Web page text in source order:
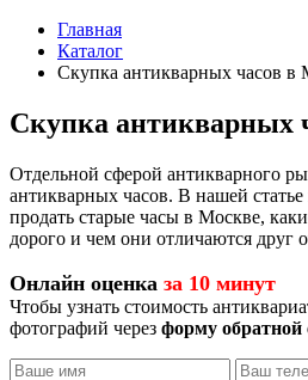
Главная
Каталог
Скупка антикварных часов в
Скупка антикварных
Отдельной сферой антикварного
антикварных часов. В нашей
продать старые часы в Москве,
дорого и чем они отличаются друг
Онлайн оценка за 10 минут
Чтобы узнать стоимость
фотографий через форму обратной